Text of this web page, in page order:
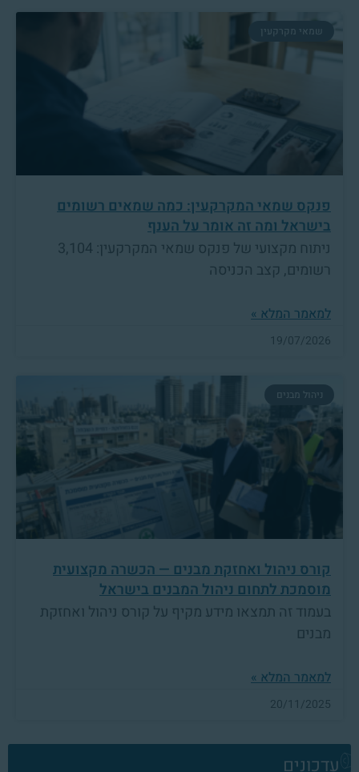
שמאי מקרקעין
פנקס שמאי המקרקעין: כמה שמאים רשומים
בישראל ומה זה אומר על הענף
ניתוח מקצועי של פנקס שמאי המקרקעין: 3,104
רשומים, קצב הכניסה
למאמר המלא »
19/07/2026
ניהול מבנים
קורס ניהול ואחזקת מבנים — הכשרה מקצועית
מוסמכת לתחום ניהול המבנים בישראל
בעמוד זה תמצאו מידע מקיף על קורס ניהול ואחזקת
מבנים
למאמר המלא »
20/11/2025
עדכונים